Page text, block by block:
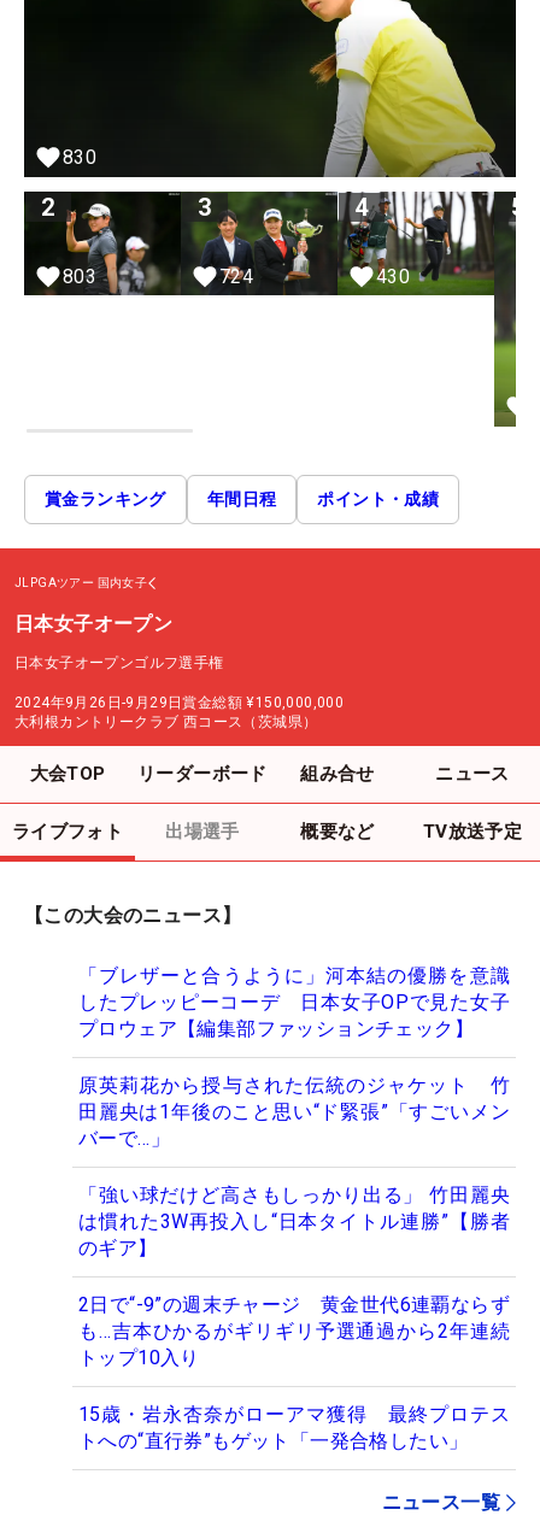
830
2
803
3
724
4
430
5
賞金ランキング 年間日程 ポイント・成績
JLPGAツアー 国内女子
日本女子オープン
日本女子オープンゴルフ選手権
2024年9月26日-9月29日賞金総額 ¥150,000,000
大利根カントリークラブ 西コース（茨城県）
大会TOP リーダーボード 組み合せ ニュース
ライブフォト 出場選手 概要など TV放送予定
【この大会のニュース】
「ブレザーと合うように」河本結の優勝を意識
したプレッピーコーデ 日本女子OPで見た女子
プロウェア【編集部ファッションチェック】
原英莉花から授与された伝統のジャケット 竹
田麗央は1年後のこと思い“ド緊張”「すごいメン
バーで…」
「強い球だけど高さもしっかり出る」 竹田麗央
は慣れた3W再投入し“日本タイトル連勝”【勝者
のギア】
2日で“-9”の週末チャージ 黄金世代6連覇ならず
も…吉本ひかるがギリギリ予選通過から2年連続
トップ10入り
15歳・岩永杏奈がローアマ獲得 最終プロテス
トへの“直行券”もゲット「一発合格したい」
ニュース一覧